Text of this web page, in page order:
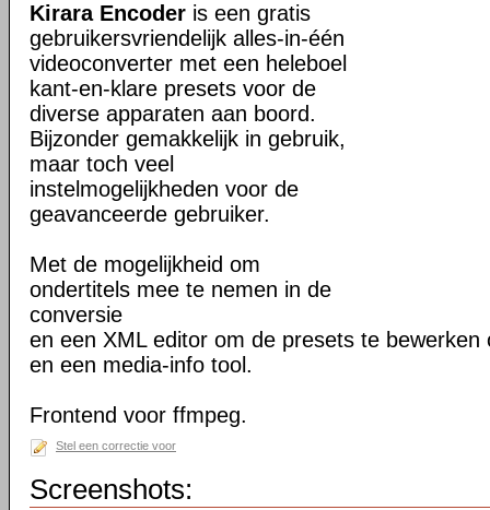
Kirara Encoder is een gratis
gebruikersvriendelijk alles-in-één
videoconverter met een heleboel
kant-en-klare presets voor de
diverse apparaten aan boord.
Bijzonder gemakkelijk in gebruik,
maar toch veel
instelmogelijkheden voor de
geavanceerde gebruiker.
Met de mogelijkheid om
ondertitels mee te nemen in de
conversie
en een XML editor om de presets te bewerken
en een media-info tool.
Frontend voor ffmpeg.
Stel een correctie voor
Screenshots: